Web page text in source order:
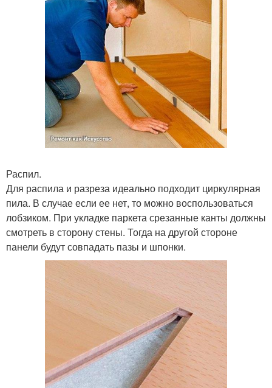
Распил.
Для распила и разреза идеально подходит циркулярная
пила. В случае если ее нет, то можно воспользоваться
лобзиком. При укладке паркета срезанные канты должны
смотреть в сторону стены. Тогда на другой стороне
панели будут совпадать пазы и шпонки.